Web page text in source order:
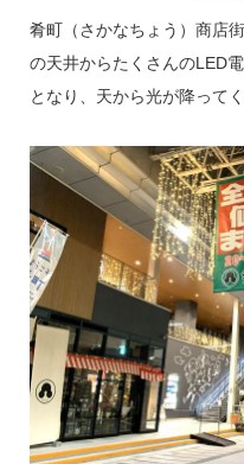
肴町（さかなちょう）商店
の天井からたくさんのLED
となり、天から光が降って